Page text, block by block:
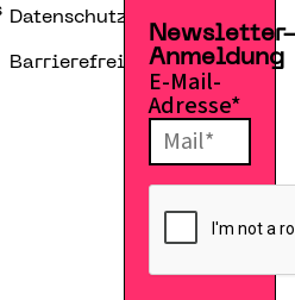
Datenschutzerklärung
Barrierefreiheitserklärung
Anmeldung
E-Mail-
Adresse*